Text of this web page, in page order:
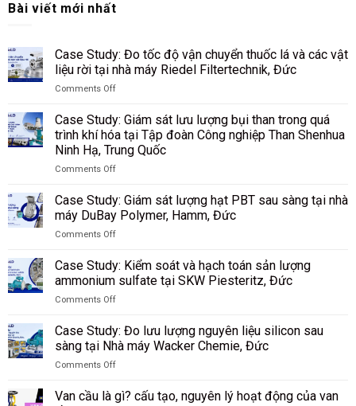
Bài viết mới nhất
Case Study: Đo tốc độ vận chuyển thuốc lá và các vật
liệu rời tại nhà máy Riedel Filtertechnik, Đức
Comments Off
Case
Study:
Đo
tốc
độ
chuyển
thuốc
lá
và
vật
liệu
tại
máy
Riedel
Case Study: Giám sát lưu lượng bụi than trong quá
trình khí hóa tại Tập đoàn Công nghiệp Than Shenhua
Ninh Hạ, Trung Quốc
Comments Off
Case
Study:
Giám
sát
lượng
bụi
trong
trình
khí
tại
đoàn
Case Study: Giám sát lượng hạt PBT sau sàng tại nhà
máy DuBay Polymer, Hamm, Đức
Comments Off
Case
Giám
sát
hạt
PBT
sàng
nhà
Case Study: Kiểm soát và hạch toán sản lượng
ammonium sulfate tại SKW Piesteritz, Đức
Comments Off
Case
Study:
Kiểm
soát
hạch
Case Study: Đo lưu lượng nguyên liệu silicon sau
sàng tại Nhà máy Wacker Chemie, Đức
Comments Off
Case
Van cầu là gì? cấu tạo, nguyên lý hoạt động của van